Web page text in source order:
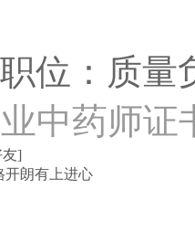
位：质量
中药师
友]
开朗有上进心